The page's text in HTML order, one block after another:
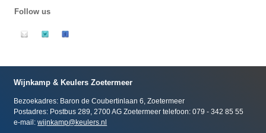
Follow us
Wijnkamp & Keulers Zoetermeer
Bezoekadres: Baron de Coubertinlaan 6, Zoetermeer
Postadres: Postbus 289, 2700 AG Zoetermeer telefoon: 079 - 342 85 55
e-mail:wijnkamp@keulers.nl